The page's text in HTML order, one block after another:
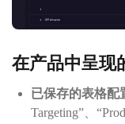
在产品中呈现
已保存的表格配
Targeting”、